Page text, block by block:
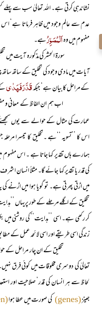
نشاندہی کرتی ہے۔ اللہ تعالیٰ سب سے پہلے
عدم سے عالم وجود میں ظاہر فرماتا ہے‘
مفہوم میں وہاَلْمُصَوِّرُہے۔
سورۃ الحشر کی مذکورہ آیت میں
آیات میں مادی وجود کی تخلیق کے ساتھ
کے مراحل کا بیان ہے‘ جبکہقَدَّرَ فَھَدٰی
اب ہم ان الفاظ کے معانی و مفہوم کو
عمارت کی مثال کے حوالے سے یوں سمجھئے
اس کا ’’تسویہ ‘‘ہے ۔تخلیق کا تیسرا
ہمارے ہاں تقدیر کہا جاتا ہے ۔ اس مفہوم
کی قدر یا تقدیر کہا جائے گا۔ مثلاً
میں اڑتی پھرتی ہے۔ تو گویا ہوا میں اڑنے
تخلیق کے اگلے مرحلے کے طور پریہاں
کر رکھی ہے۔ اسی ’’ہدایت‘‘ کی روشنی
زندگی اسی طریقے اور اسی لائحہ عمل کے
تخلیق کے ان چار مراحل کے حوالے سے
تعالیٰ کی دوسری مخلوقات میں کوئی فرق
لحاظ سے ہر انسان کی قدر‘ صلاحیت اور
جینز(genes) کی صورت میں عطا ہوا(given)